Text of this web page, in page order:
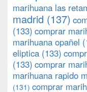
marihuana las
madrid (137)
(133) comprar
marihuana opañel
eliptica (133)
(133) comprar
marihuana rapido
(131) comprar